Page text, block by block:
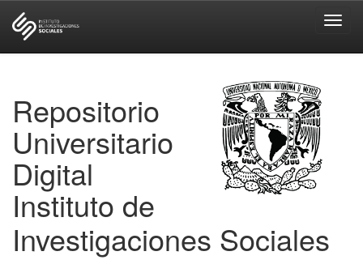
Repositorio
Universitario
Digital
Instituto de
Investigaciones Sociales